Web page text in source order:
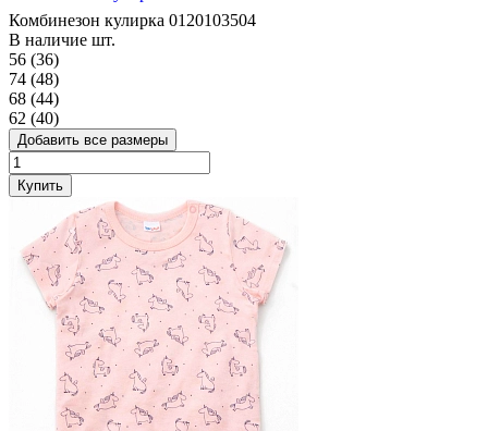
Комбинезон кулирка 0120103504
В наличие шт.
56 (36)
74 (48)
68 (44)
62 (40)
Добавить все размеры
Купить